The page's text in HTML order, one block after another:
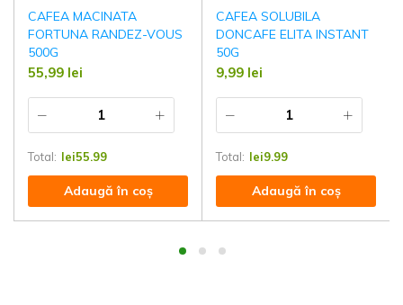
CAFEA MACINATA
FORTUNA RANDEZ-VOUS
500G
55,99 lei
Total: lei55.99
Adaugă în coș
CAFEA SOLUBILA
DONCAFE ELITA INSTANT
50G
9,99 lei
Total: lei9.99
Adaugă în coș